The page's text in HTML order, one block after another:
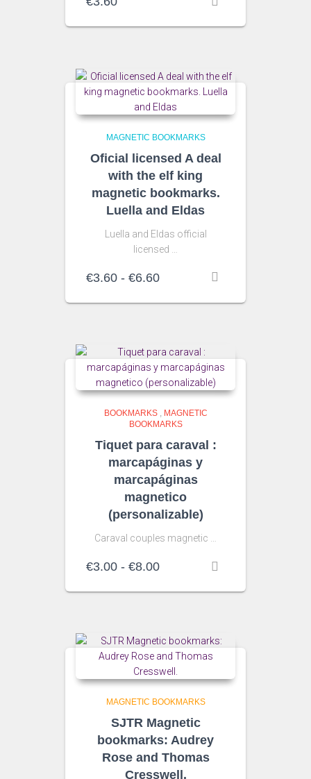
MAGNETIC BOOKMARKS
Oficial licensed A deal
with the elf king
magnetic bookmarks.
Luella and Eldas
Luella and Eldas official
licensed …
€3.60 - €6.60Rango
precios:
hasta
€6.60
BOOKMARKS, MAGNETIC
BOOKMARKS
Tiquet para caraval :
marcapáginas y
marcapáginas
magnetico
(personalizable)
Caraval couples magnetic …
€3.00 - €8.00Rango
precios:
hasta
€8.00
MAGNETIC BOOKMARKS
SJTR Magnetic
bookmarks: Audrey
Rose and Thomas
Cresswell.